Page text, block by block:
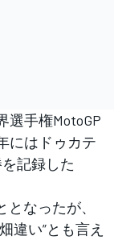
手権MotoGP
にはドゥカテ
記録した
なったが、
違い”とも言え